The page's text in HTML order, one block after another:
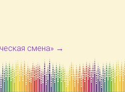
смена» →